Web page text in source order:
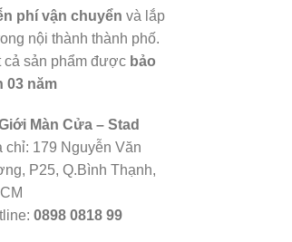
phí vận chuyển và lắp
nội thành thành phố.
cả sản phẩm được bảo
03 năm
Màn Cửa – Stad
chỉ: 179 Nguyễn Văn
P25, Q.Bình Thạnh,
0898 0818 99